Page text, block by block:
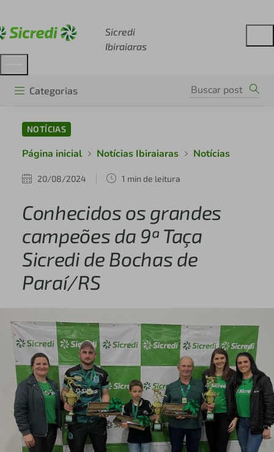
Sicredi
Ibiraiaras
Categorias
NOTÍCIAS
Página inicial Notícias Ibiraiaras Notícias
20/08/2024 1 min de leitura
Conhecidos os grandes
campeões da 9ª Taça
Sicredi de Bochas de
Paraí/RS